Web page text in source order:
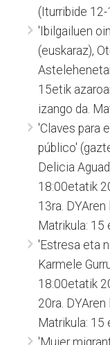
(Iturribide 12-
'Ibilgailuen
(euskaraz),
15etik
izango da.
'Claves para
público'
Delicia
18:00etatik
13ra.
Matrikula: 15
'Estresa eta
Karmele
18:00etatik
20ra.
Matrikula: 15
'Mujer